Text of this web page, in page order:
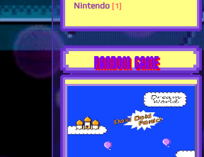
Nintendo [1]
RANDOM GAME